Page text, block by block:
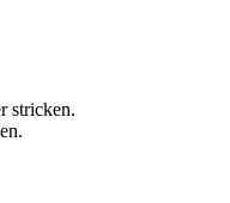
stricken.